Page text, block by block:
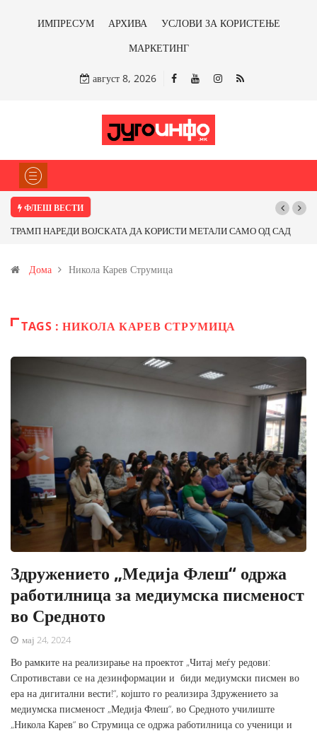
ИМПРЕСУМ АРХИВА
УСЛОВИ ЗА КОРИСТЕЊЕ
МАРКЕТИНГ
август 8, 2026
ФЛЕШ ВЕСТИ
ТРАМП НАРЕДИ ВОЈСКАТА ДА КОРИСТИ МЕТАЛИ САМО ОД САД
Иловица и со антимонот?
Дома Никола Карев Струмица
TAGS : НИКОЛА КАРЕВ СТРУМИЦА
Здружението „Медија Флеш“ одржа
работилница за медиумска писменост
во Средното
мај 24, 2024
Во рамките на реализирање на проектот „Читај меѓу редови:
Спротивстави се на дезинформации и биди медиумски писмен во
ера на дигитални вести!“, којшто го реализира Здружението за
медиумска писменост „Медија Флеш“, во Средното училиште
„Никола Карев“ во Струмица се одржа работилница со ученици и